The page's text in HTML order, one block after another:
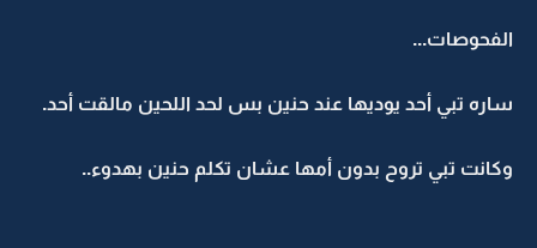
الفحوصات...
ساره تبي أحد يوديها عند حنين بس لحد اللحين مالقت أحد.
وكانت تبي تروح بدون أمها عشان تكلم حنين بهدوء..